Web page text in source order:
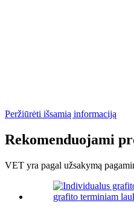
Peržiūrėti išsamią informaciją
Rekomenduojami
VET yra pagal užsakymą